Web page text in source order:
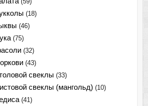
(18)
(46)
(75)
(32)
(43)
свеклы (33)
свеклы (мангольд) (10)
(41)